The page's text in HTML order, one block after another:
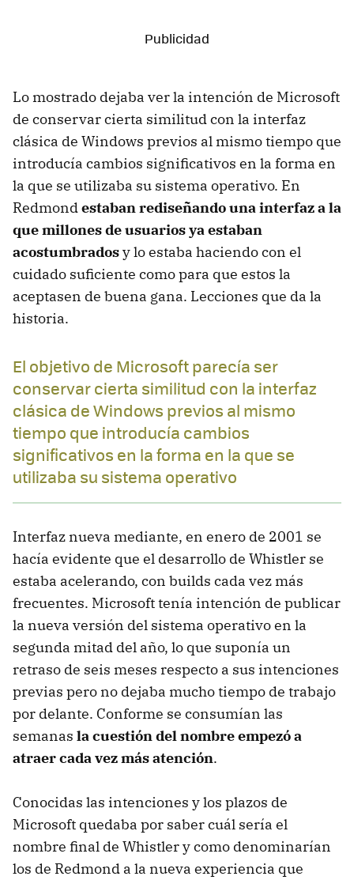
Lo mostrado dejaba ver la intención de Microsoft
de conservar cierta similitud con la interfaz
clásica de Windows previos al mismo tiempo que
introducía cambios significativos en la forma en
la que se utilizaba su sistema operativo. En
Redmondestaban rediseñando una interfaz a la
que millones de usuarios ya estaban
acostumbradosy lo estaba haciendo con el
cuidado suficiente como para que estos la
aceptasen de buena gana. Lecciones que da la
historia.
El objetivo de Microsoft parecía ser
conservar cierta similitud con la interfaz
clásica de Windows previos al mismo
tiempo que introducía cambios
significativos en la forma en la que se
utilizaba su sistema operativo
Interfaz nueva mediante, en enero de 2001 se
hacía evidente que el desarrollo de Whistler se
estaba acelerando, con builds cada vez más
frecuentes. Microsoft tenía intención de publicar
la nueva versión del sistema operativo en la
segunda mitad del año, lo que suponía un
retraso de seis meses respecto a sus intenciones
previas pero no dejaba mucho tiempo de trabajo
por delante. Conforme se consumían las
semanas la cuestión del nombre empezó a
atraer cada vez más atención.
Conocidas las intenciones y los plazos de
Microsoft quedaba por saber cuál sería el
nombre final de Whistler y como denominarían
los de Redmond a la nueva experiencia que